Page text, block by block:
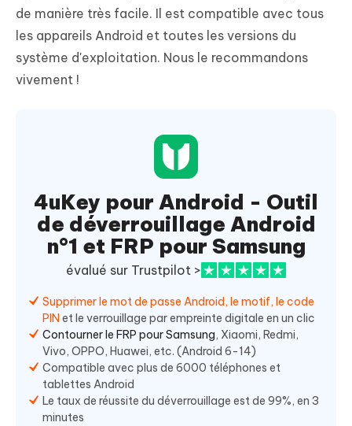
de manière très facile. Il est compatible avec tous
les appareils Android et toutes les versions du
système d'exploitation. Nous le recommandons
vivement !
4uKey pour Android - Outil
de déverrouillage Android
n°1 et FRP pour Samsung
évalué sur Trustpilot >
Supprimer le mot de passe Android, le motif, le code
PIN et le verrouillage par empreinte digitale en un clic
Contourner le FRP pour Samsung, Xiaomi, Redmi,
Vivo, OPPO, Huawei, etc. (Android 6-14)
Compatible avec plus de 6000 téléphones et
tablettes Android
Le taux de réussite du déverrouillage est de 99%, en 3
minutes